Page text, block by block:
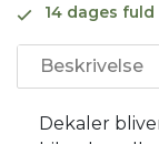
14 dages
Beskrivelse
Dekaler